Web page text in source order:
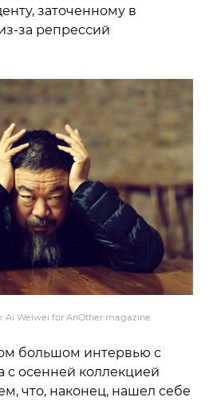
заточенному в
Ai Weiwei for AnOther magazine
большом интервью с
коллекцией
что, наконец, нашел себе